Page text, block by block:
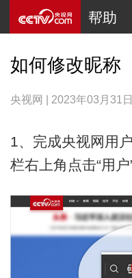
帮助
如何修改昵称
央视网 | 2023年03月31
1、完成央视网用
栏右上角点击“用户